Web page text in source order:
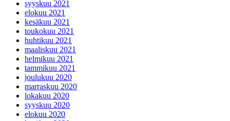
syyskuu 2021
elokuu 2021
kesäkuu 2021
toukokuu 2021
huhtikuu 2021
maaliskuu 2021
helmikuu 2021
tammikuu 2021
joulukuu 2020
marraskuu 2020
lokakuu 2020
syyskuu 2020
elokuu 2020